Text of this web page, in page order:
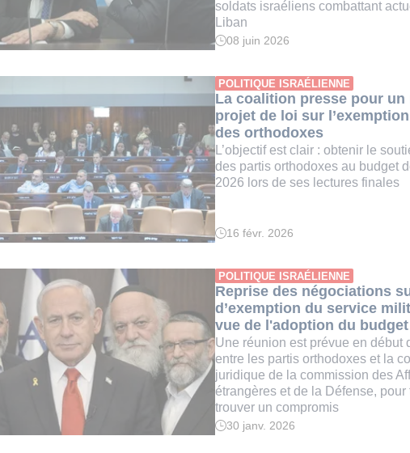
soldats israéliens combattant
Liban
Temps
:
3
min.
08 juin 2026
POLITIQUE ISRAÉLIENNE
La coalition presse pour un
projet de loi sur
des orthodoxes
L’objectif est clair : obtenir le
des partis orthodoxes au budget
2026 lors de ses lectures finales
Temps
:
3
min.
16 févr. 2026
POLITIQUE ISRAÉLIENNE
Reprise des négociations
d’exemption du service
vue de l'adoption du
Une réunion est prévue en début
entre les partis orthodoxes et la
juridique de la commission des
étrangères et de la Défense, pour
trouver un compromis
Temps
30 janv. 2026